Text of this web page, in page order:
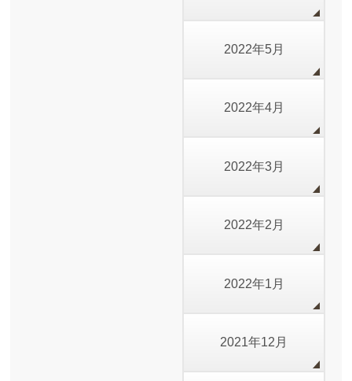
2022年5月
2022年4月
2022年3月
2022年2月
2022年1月
2021年12月